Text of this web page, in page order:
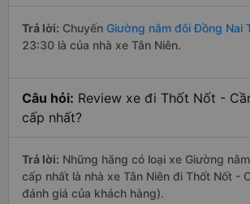
Trả lời: Chuyến Giường nằm đôi Đồng Nai
23:30 là của nhà xe Tân Niên.
Câu hỏi: Review xe đi Thốt Nốt -
cấp nhất?
Trả lời: Những hãng có loại xe Giường
cấp nhất là nhà xe Tân Niên đi Thốt Nốt
đánh giá của khách hàng).